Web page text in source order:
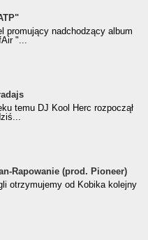
promujący nadchodzący album
"...
za
Album Roku
temu DJ Kool Herc rozpoczął
(prod. Pioneer)
Rapowanie (prod. Pioneer)
otrzymujemy od Kobika kolejny